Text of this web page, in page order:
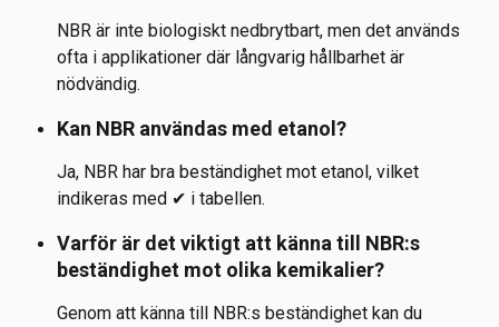
NBR är inte biologiskt nedbrytbart, men det används
ofta i applikationer där långvarig hållbarhet är
nödvändig.
Kan NBR användas med etanol?
Ja, NBR har bra beständighet mot etanol, vilket
indikeras med ✔ i tabellen.
Varför är det viktigt att känna till NBR:s
beständighet mot olika kemikalier?
Genom att känna till NBR:s beständighet kan du